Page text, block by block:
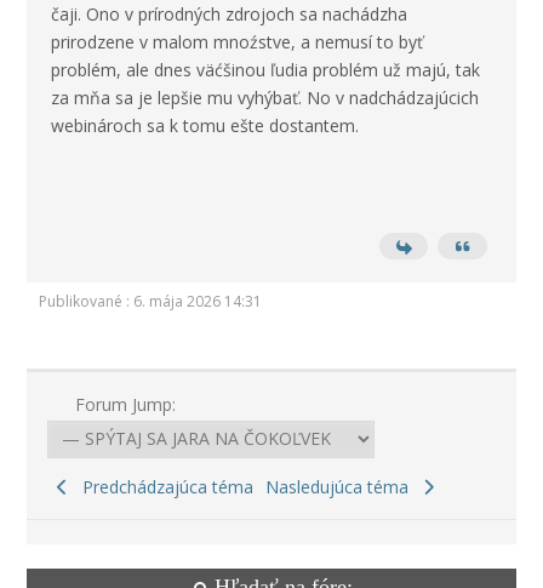
čaji. Ono v prírodných zdrojoch sa nachádzha
prirodzene v malom mnoźstve, a nemusí to byť
problém, ale dnes väćšinou ľudia problém už majú, tak
za mňa sa je lepšie mu vyhýbať. No v nadchádzajúcich
webinároch sa k tomu ešte dostantem.
Publikované : 6. mája 2026 14:31
Forum Jump:
Predchádzajúca téma Nasledujúca téma